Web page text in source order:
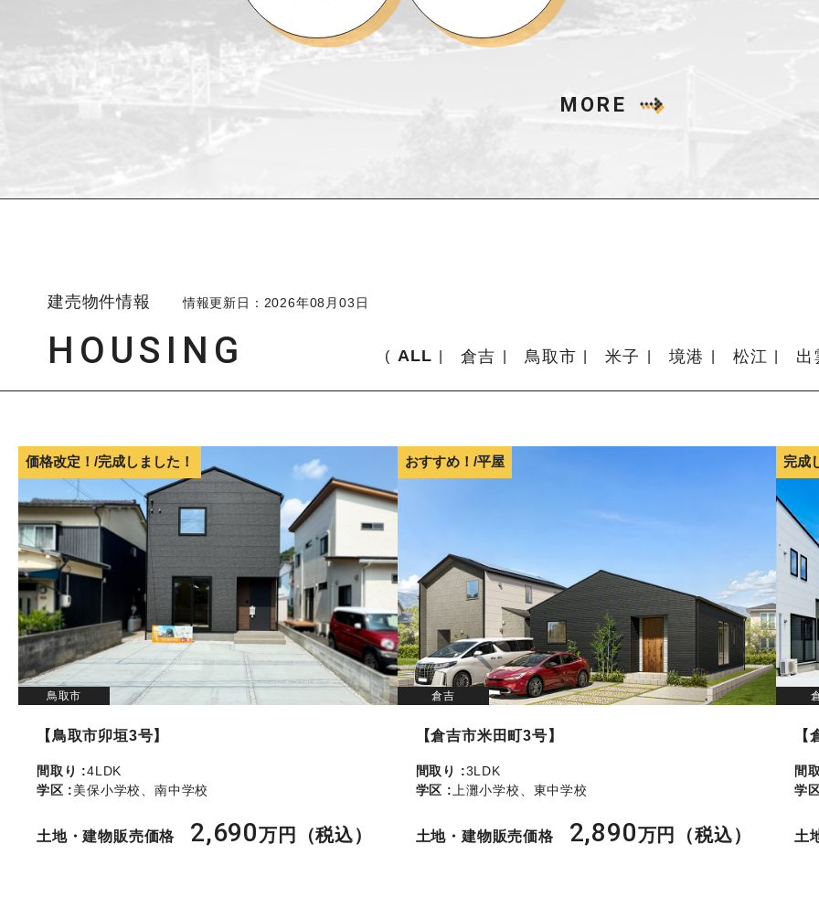
MORE
建売物件情報 情報更新日： 2026年08月03日
HOUSING ALL 倉吉 鳥取市 米子 境港 松江 出
価格改定！/完成しました！
鳥取市
【鳥取市卯垣3号】
間取り :4LDK
学区 :美保小学校、南中学校
土地・建物販売価格 2,690万円（税込）
おすすめ！/平屋
倉吉
【倉吉市米田町3号】
間取り :3LDK
学区 : 上灘小学校、東中学校
土地・建物販売価格 2,890万円（税込）
完成
間
学
土